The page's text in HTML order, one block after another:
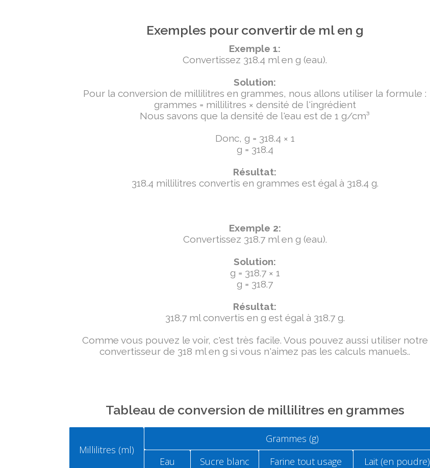
Exemples pour convertir de ml en g
Exemple 1:
Convertissez 318.4 ml en g (eau).
Solution:
Pour la conversion de millilitres en grammes, nous allons utiliser la formule :
grammes = millilitres × densité de l'ingrédient
Nous savons que la densité de l'eau est de 1 g/cm³
Donc, g = 318.4 × 1
g = 318.4
Résultat:
318.4 millilitres convertis en grammes est égal à 318.4 g.
Exemple 2:
Convertissez 318.7 ml en g (eau).
Solution:
g = 318.7 × 1
g = 318.7
Résultat:
318.7 ml convertis en g est égal à 318.7 g.
Comme vous pouvez le voir, c'est très facile. Vous pouvez aussi utiliser notre
convertisseur de 318 ml en g si vous n'aimez pas les calculs manuels..
Tableau de conversion de millilitres en grammes
Millilitres (ml)
Grammes (g)
Eau
Sucre blanc Farine tout usage Lait (en poudre)